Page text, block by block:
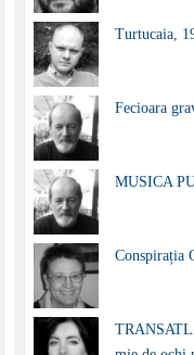
Turtucaia,
Fecioara
MUSICA
Conspirația